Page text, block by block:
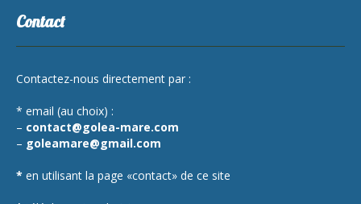
Contact
Contactez-nous directement par :
* email (au choix) :
– contact@golea-mare.com
– goleamare@gmail.com
* en utilisant la page «contact» de ce site